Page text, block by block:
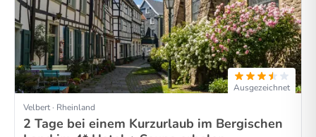
Ausgezeichnet
Velbert · Rheinland
2 Tage bei einem Kurzurlaub im Bergischen